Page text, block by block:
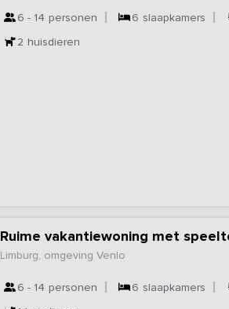
6 - 14 personen 6 slaapkamers
2 huisdieren
Ruime vakantiewoning met
Limburg, omgeving Venlo
6 - 14 personen 6 slaapkamers